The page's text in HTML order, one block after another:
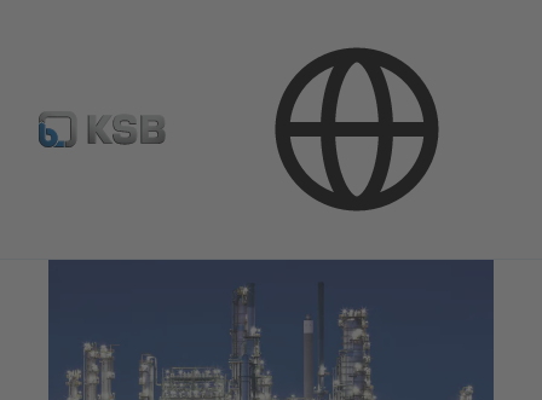
Naftas un gāzes rūpniecība